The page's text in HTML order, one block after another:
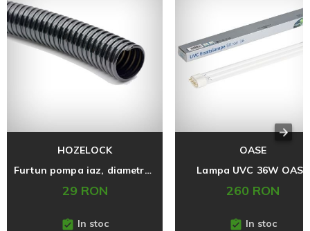
HOZELOCK
Furtun pompa iaz, diametru 50 mm
29 RON
In stoc
OASE
Lampa UVC 36W OASE
260 RON
In stoc